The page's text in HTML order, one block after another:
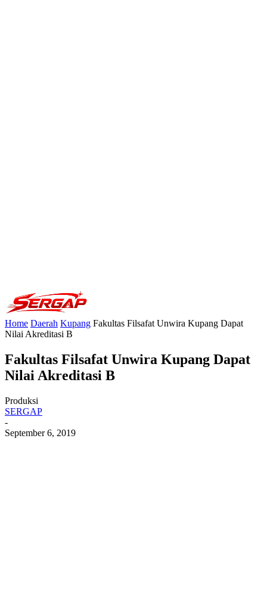
Home Daerah Kupang Fakultas Filsafat Unwira Kupang Dapat
Nilai Akreditasi B
Fakultas Filsafat Unwira Kupang Dapat
Nilai Akreditasi B
Produksi
SERGAP
-
September 6, 2019